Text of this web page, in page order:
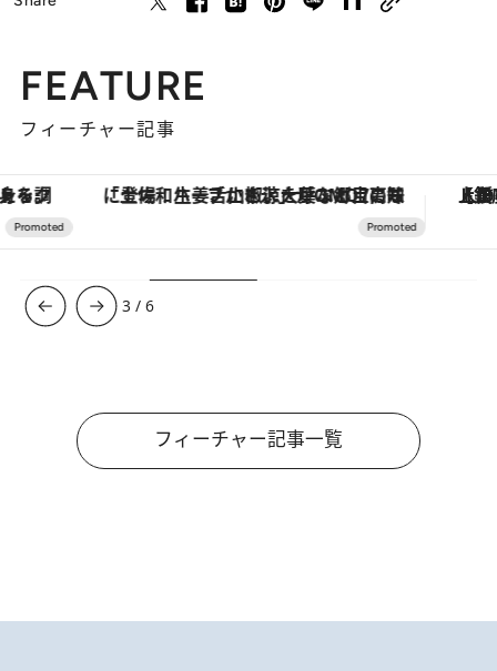
FEATURE
フィーチャー記事
「土佐和ハーブかき氷」がOMO7高知に登場！生姜、山椒、大葉など目にも舌にも涼を呼ぶ郷土の味 【銀座で出合う最旬美容】美髪ケアや
3 /6
フィーチャー記事一覧